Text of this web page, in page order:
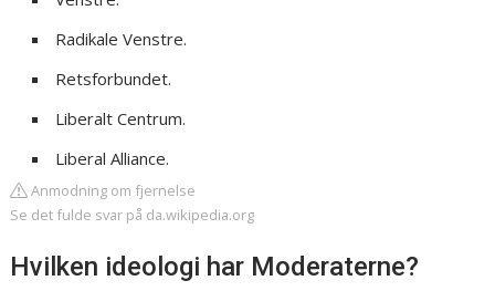
Radikale Venstre.
Retsforbundet.
Liberalt Centrum.
Liberal Alliance.
Anmodning om fjernelse
Se det fulde svar på da.wikipedia.org
Hvilken ideologi har Moderaterne?